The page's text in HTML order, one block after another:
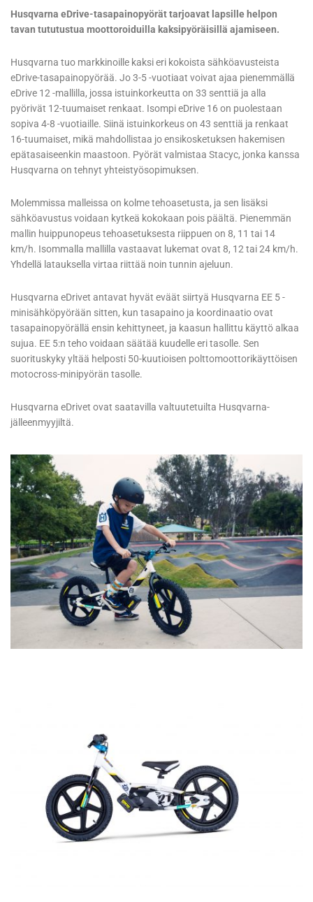
Husqvarna eDrive-tasapainopyörät tarjoavat lapsille helpon
tavan tututustua moottoroiduilla kaksipyöräisillä ajamiseen.
Husqvarna tuo markkinoille kaksi eri kokoista sähköavusteista
eDrive-tasapainopyörää. Jo 3-5 -vuotiaat voivat ajaa pienemmällä
eDrive 12 -mallilla, jossa istuinkorkeutta on 33 senttiä ja alla
pyörivät 12-tuumaiset renkaat. Isompi eDrive 16 on puolestaan
sopiva 4-8 -vuotiaille. Siinä istuinkorkeus on 43 senttiä ja renkaat
16-tuumaiset, mikä mahdollistaa jo ensikosketuksen hakemisen
epätasaiseenkin maastoon. Pyörät valmistaa Stacyc, jonka kanssa
Husqvarna on tehnyt yhteistyösopimuksen.
Molemmissa malleissa on kolme tehoasetusta, ja sen lisäksi
sähköavustus voidaan kytkeä kokokaan pois päältä. Pienemmän
mallin huippunopeus tehoasetuksesta riippuen on 8, 11 tai 14
km/h. Isommalla mallilla vastaavat lukemat ovat 8, 12 tai 24 km/h.
Yhdellä latauksella virtaa riittää noin tunnin ajeluun.
Husqvarna eDrivet antavat hyvät eväät siirtyä Husqvarna EE 5 -
minisähköpyörään sitten, kun tasapaino ja koordinaatio ovat
tasapainopyörällä ensin kehittyneet, ja kaasun hallittu käyttö alkaa
sujua. EE 5:n teho voidaan säätää kuudelle eri tasolle. Sen
suorituskyky yltää helposti 50-kuutioisen polttomoottorikäyttöisen
motocross-minipyörän tasolle.
Husqvarna eDrivet ovat saatavilla valtuutetuilta Husqvarna-
jälleenmyyjiltä.